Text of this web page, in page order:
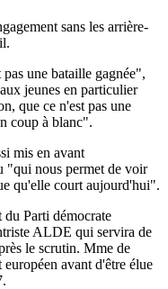
sans les arrière-
une bataille gagnée",
jeunes en particulier
que ce n'est pas une
coup à blanc".
mis en avant
"qui nous permet de voir
qu'elle court aujourd'hui".
Parti démocrate
ALDE qui servira de
le scrutin. Mme de
européen avant d'être élue